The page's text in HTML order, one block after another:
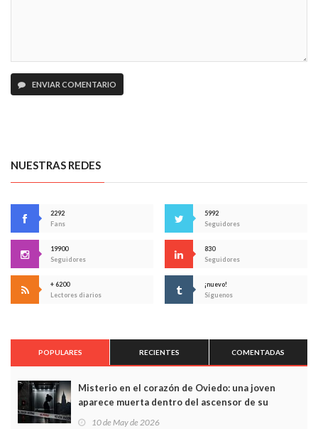
ENVIAR COMENTARIO
NUESTRAS REDES
2292
Fans
5992
Seguidores
19900
Seguidores
830
Seguidores
+ 6200
Lectores diarios
¡nuevo!
Síguenos
POPULARES RECIENTES COMENTADAS
Misterio en el corazón de Oviedo: una joven
aparece muerta dentro del ascensor de su
edificio y las cámaras captan sus últimos minutos
10 de May de 2026